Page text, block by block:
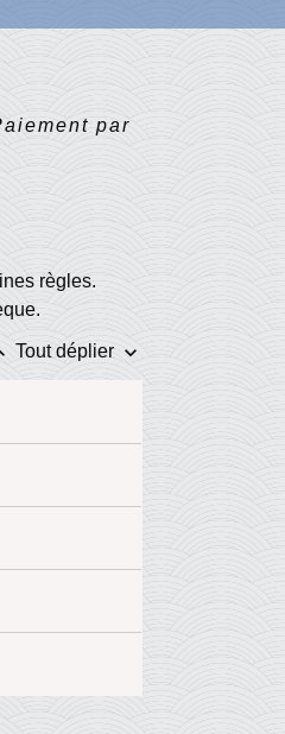
par
règles.
Tout déplier keyboard_arrow_down